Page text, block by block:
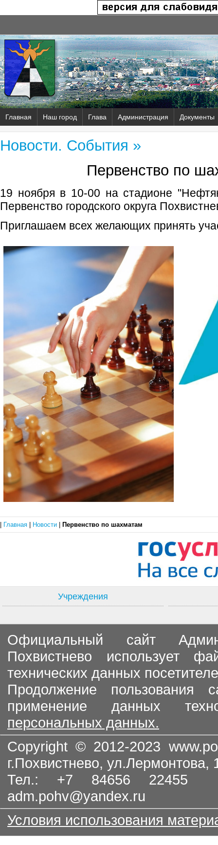
Главная Наш город Глава Администрация Документы
Новости. События »
Первенство по
19 ноября в 10-00 на стадионе
Первенство городского округа
Приглашаем всех желающих принять
Главная Новости Первенство по шахматам
Учреждения
Официальный сайт
Похвистнево использует
технических данных
Продолжение пользования
применение данных
персональных данных.
Copyright © 2012-2023
г.Похвистнево, ул.Лермонтова,
Тел.: +7 84656
adm.pohv@yandex.ru
Условия использования